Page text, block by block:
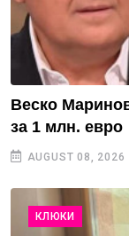
Веско
за 1 млн. евро
AUGUST 08, 2026
КЛЮКИ